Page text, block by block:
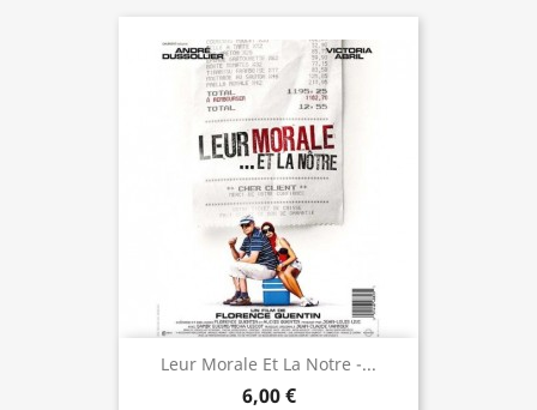
Leur Morale Et La Notre -...
6,00 €